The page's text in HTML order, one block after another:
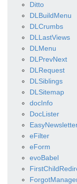
Ditto
DLBuildMenu
DLCrumbs
DLLastViews
DLMenu
DLPrevNext
DLRequest
DLSiblings
DLSitemap
docInfo
DocLister
eFilter
eForm
evoBabel